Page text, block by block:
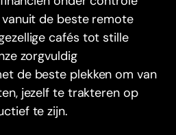
de beste remote
cafés tot stille
zorgvuldig
de beste plekken om van
jezelf te trakteren op
te zijn.